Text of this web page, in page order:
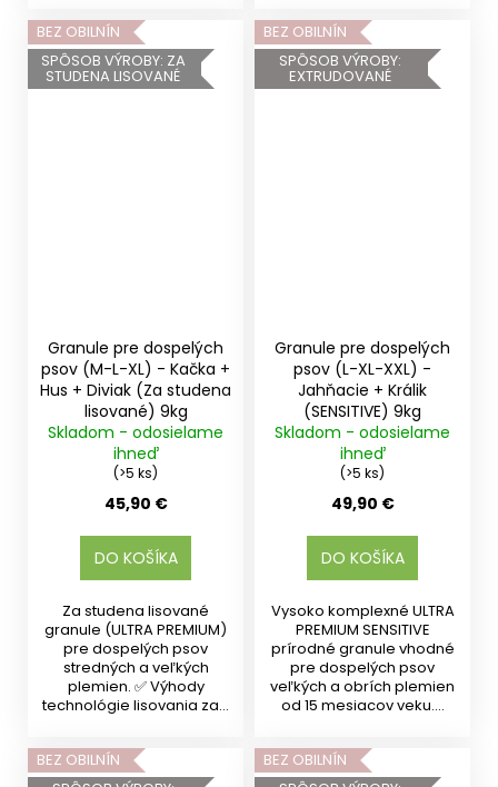
BEZ OBILNÍN
SPÔSOB VÝROBY: ZA
STUDENA LISOVANÉ
Granule pre dospelých
psov (M-L-XL) - Kačka +
Hus + Diviak (Za studena
lisované) 9kg
Skladom - odosielame
ihneď
(>5 ks)
45,90 €
DO KOŠÍKA
Za studena lisované
granule (ULTRA PREMIUM)
pre dospelých psov
stredných a veľkých
plemien. ✅ Výhody
technológie lisovania za...
BEZ OBILNÍN
SPÔSOB VÝROBY:
EXTRUDOVANÉ
Granule pre dospelých
psov (L-XL-XXL) -
Jahňacie + Králik
(SENSITIVE) 9kg
Skladom - odosielame
ihneď
(>5 ks)
49,90 €
DO KOŠÍKA
Vysoko komplexné ULTRA
PREMIUM SENSITIVE
prírodné granule vhodné
pre dospelých psov
veľkých a obrích plemien
od 15 mesiacov veku....
BEZ OBILNÍN
BEZ OBILNÍN